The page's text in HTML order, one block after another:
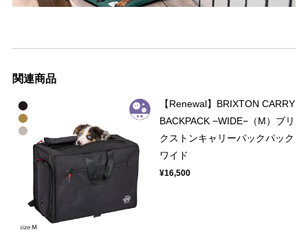
関連商品
【Renewal】BRIXTON CARRY
BACKPACK −WIDE−（M）ブリ
クストンキャリーバックパック
ワイド
¥16,500